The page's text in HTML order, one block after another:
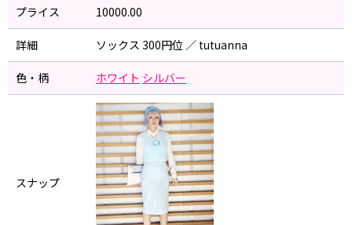
プライス 10000.00
詳細 ソックス 300円位 ／ tutuanna
色・柄 ホワイト シルバー
スナップ